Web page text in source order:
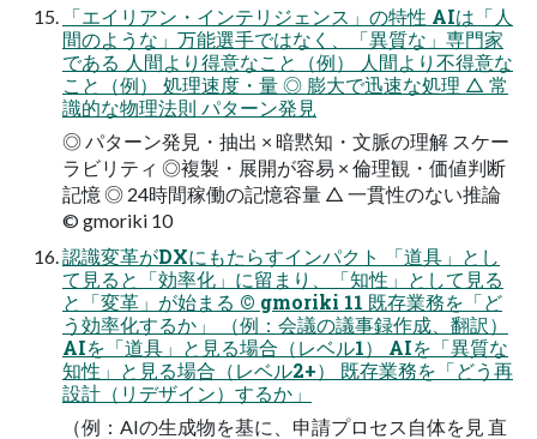
「エイリアン・インテリジェンス」の特性 AIは「人
間のような」万能選手ではなく、「異質な」専門家
である 人間より得意なこと（例） 人間より不得意な
こと（例） 処理速度・量 ◎ 膨大で迅速な処理 △ 常
識的な物理法則 パターン発見
◎ パターン発見・抽出 × 暗黙知・文脈の理解 スケー
ラビリティ ◎複製・展開が容易 × 倫理観・価値判断
記憶 ◎ 24時間稼働の記憶容量 △ 一貫性のない推論
© gmoriki 10
認識変革がDXにもたらすインパクト 「道具」とし
て見ると「効率化」に留まり、「知性」として見る
と「変革」が始まる © gmoriki 11 既存業務を「ど
う効率化するか」 （例：会議の議事録作成、翻訳）
AIを「道具」と見る場合（レベル1） AIを「異質な
知性」と見る場合（レベル2+） 既存業務を「どう再
設計（リデザイン）するか」
（例：AIの生成物を基に、申請プロセス自体を見 直